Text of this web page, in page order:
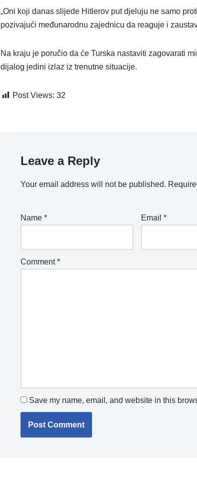
„Oni koji danas slijede Hitlerov put djeluju ne samo
pozivajući međunarodnu zajednicu da reaguje i
Na kraju je poručio da će Turska nastaviti zagovarati
dijalog jedini izlaz iz trenutne situacije.
Post Views: 32
Leave a Reply
Your email address will not be published.
Name * Email *
Comment*
Save my name, email, and website in this